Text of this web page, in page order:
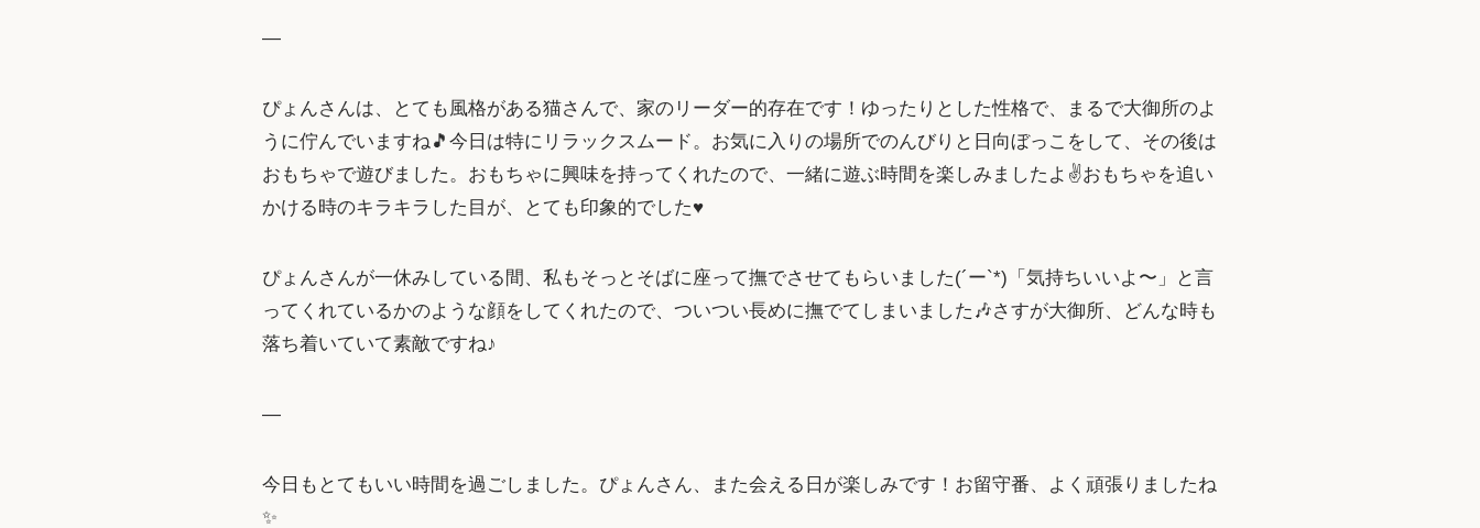
—
ぴょんさんは、とても風格がある猫さんで、家のリーダー的存在です！ゆったりとした性格で、まるで大御所のよ
うに佇んでいますね🎵今日は特にリラックスムード。お気に入りの場所でのんびりと日向ぼっこをして、その後は
おもちゃで遊びました。おもちゃに興味を持ってくれたので、一緒に遊ぶ時間を楽しみましたよ✌️おもちゃを追い
かける時のキラキラした目が、とても印象的でした♥
ぴょんさんが一休みしている間、私もそっとそばに座って撫でさせてもらいました(´ー`*)「気持ちいいよ〜」と言
ってくれているかのような顔をしてくれたので、ついつい長めに撫でてしまいました🎶さすが大御所、どんな時も
落ち着いていて素敵ですね♪
—
今日もとてもいい時間を過ごしました。ぴょんさん、また会える日が楽しみです！お留守番、よく頑張りましたね
✨